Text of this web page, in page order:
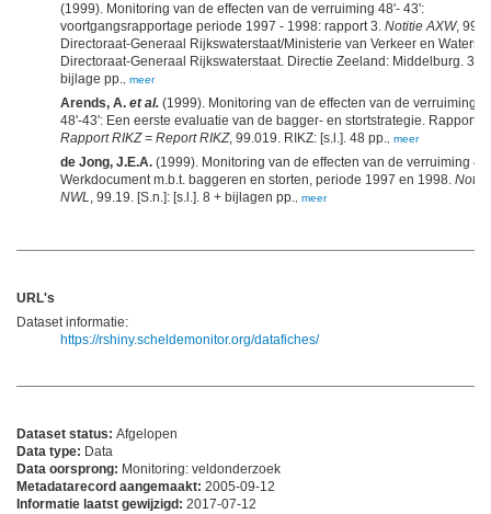
(1999). Monitoring van de effecten van de verruiming 48'- 43':
voortgangsrapportage periode 1997 - 1998: rapport 3. Notitie AXW,
Directoraat-Generaal Rijkswaterstaat/Ministerie van Verkeer en
Directoraat-Generaal Rijkswaterstaat. Directie Zeeland: Middelburg. 36 +
bijlage pp., meer
Arends, A. et al. (1999). Monitoring van de effecten van de verruiming
48'-43': Een eerste evaluatie van de bagger- en stortstrategie. Rapport 4.
Rapport RIKZ = Report RIKZ, 99.019. RIKZ: [s.l.]. 48 pp., meer
de Jong, J.E.A. (1999). Monitoring van de effecten van de verruiming
Werkdocument m.b.t. baggeren en storten, periode 1997 en 1998.
NWL
, 99.19. [S.n.]: [s.l.]. 8 + bijlagen pp., meer
URL's
Dataset informatie:
https://rshiny.scheldemonitor.org/datafiches/
Dataset status: Afgelopen
Data type: Data
Data oorsprong: Monitoring: veldonderzoek
Metadatarecord aangemaakt: 2005-09-12
Informatie laatst gewijzigd: 2017-07-12